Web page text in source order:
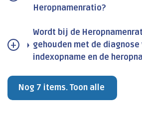
Heropnamenratio?
Wordt bij de
gehouden met de diagnose
indexopname en de
Nog 7 items. Toon alle